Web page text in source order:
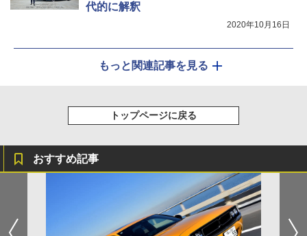
代的に解釈
2020年10月16日
もっと関連記事を見る
トップページに戻る
おすすめ記事